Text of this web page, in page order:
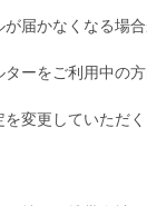
届かなくなる場
ーをご利用中の方
変更していただ